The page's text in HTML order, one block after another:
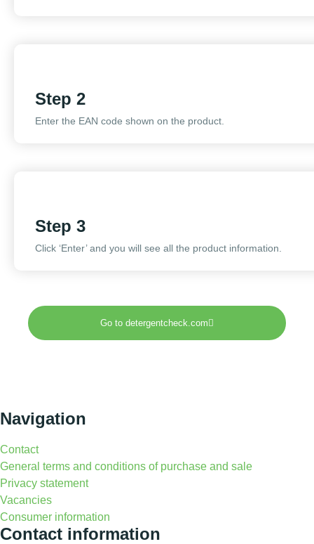
Step 2
Enter the EAN code shown on the product.
Step 3
Click ‘Enter’ and you will see all the product information.
Go to detergentcheck.com
Navigation
Contact
General terms and conditions of purchase and sale
Privacy statement
Vacancies
Consumer information
Contact information